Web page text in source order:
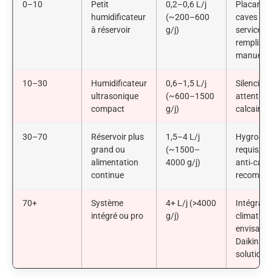
0–10
Petit
humidificateur
à réservoir
0,2–0,6 L/j
(~200–600
g/j)
Placards
caves de
service,
manuel
10–30
Humidificateur
ultrasonique
compact
0,6–1,5 L/j
(~600–1500
g/j)
attention
calcaire
30–70
Réservoir plus
grand ou
alimentation
continue
1,5–4 L/j
(~1500–
4000 g/j)
requis,
70+
Système
intégré ou pro
4+ L/j (>4000
g/j)
envisager
Daikin ou
solution